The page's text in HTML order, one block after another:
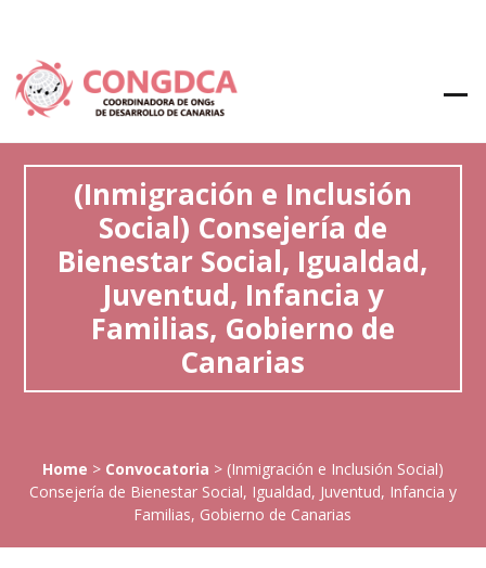
(Inmigración e Inclusión
Social) Consejería de
Bienestar Social, Igualdad,
Juventud, Infancia y
Familias, Gobierno de
Canarias
Home > Convocatoria > (Inmigración e Inclusión Social)
Consejería de Bienestar Social, Igualdad, Juventud, Infancia y
Familias, Gobierno de Canarias